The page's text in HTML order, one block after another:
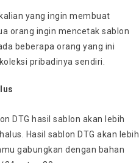
yang ingin membuat
orang ingin mencetak sablon
beberapa orang yang ini
pribadinya sendiri.
DTG hasil sablon akan lebih
Hasil sablon DTG akan lebih
gabungkan dengan bahan